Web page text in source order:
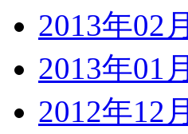
2013年02月
2013年01月
2012年12月